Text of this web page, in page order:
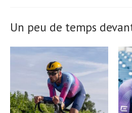
Un peu de temps